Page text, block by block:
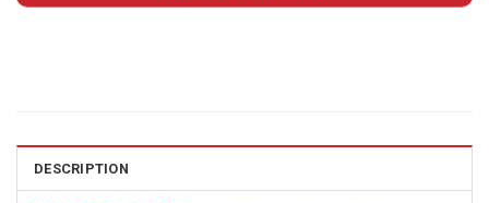
DESCRIPTION